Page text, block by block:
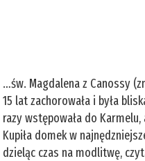
…św. Magdalena z Canossy
15 lat zachorowała i była
razy wstępowała do
Kupiła domek w
dzieląc czas na modlitwę,